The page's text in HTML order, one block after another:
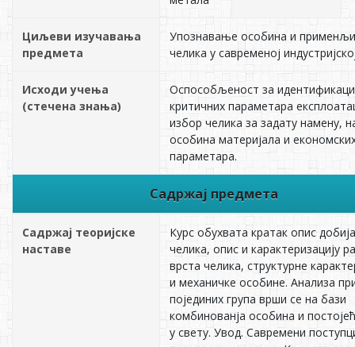
Циљеви изучавања
предмета
Упознавање особина и
челика у савременој
Исходи учења
(стечена знања)
Оспособљеност за
критичних параметара
избор челика за задату намену,
особина материјала и
параметара.
Садржај предмета
Садржај теоријске
наставе
Курс обухвата кратак опис
челика, опис и карактеризацију
врста челика, структурне
и механичке особине. Анализа
појединих група врши се на бази
комбинованја особина и
у свету. Увод. Савремени